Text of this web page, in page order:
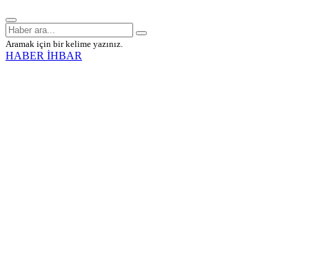
Aramak için bir kelime yazınız.
HABER İHBAR